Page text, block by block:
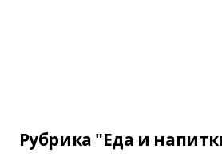
Рубрика "Еда и